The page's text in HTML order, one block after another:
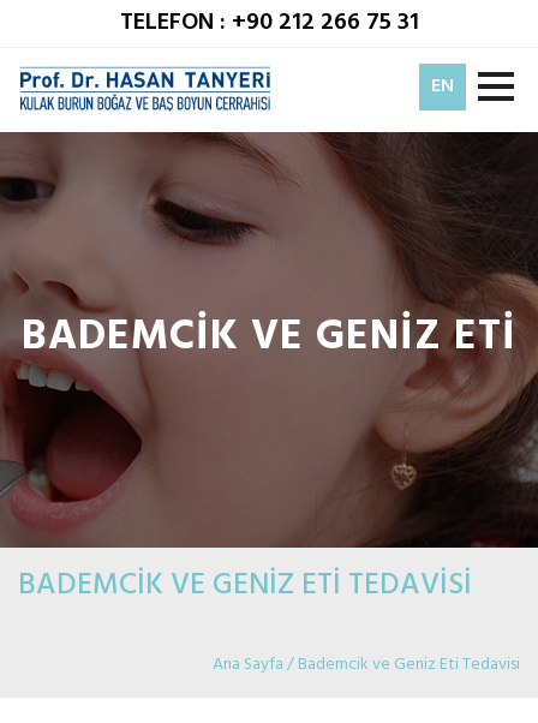
TELEFON : +90 212 266 75 31
EN
BADEMCİK VE GENİZ ETİ
BADEMCİK VE GENİZ ETİ TEDAVİSİ
Ana Sayfa / Bademcik ve Geniz Eti Tedavisi